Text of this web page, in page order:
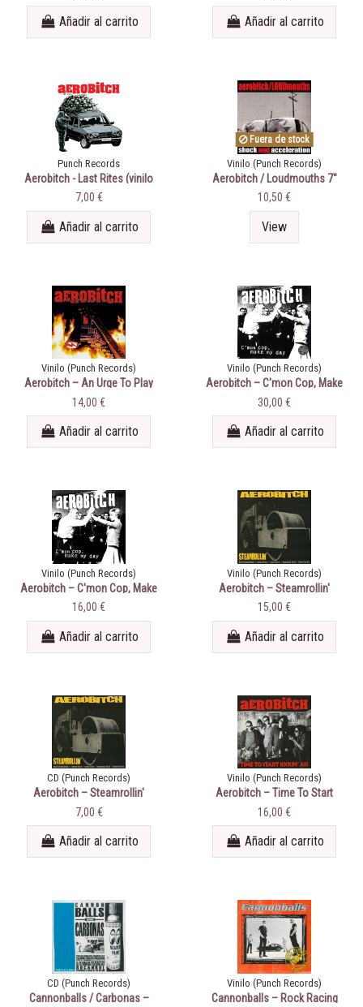
Añadir al carrito Añadir al carrito
Punch Records
Aerobitch - Last Rites (vinilo
negro)
7,00 €
Añadir al carrito
Fuera de stock
Vinilo (Punch Records)
Aerobitch / Loudmouths 7"
10,50 €
View
Vinilo (Punch Records)
Aerobitch ‎– An Urge To Play
Loud
14,00 €
Añadir al carrito
Vinilo (Punch Records)
Aerobitch ‎– C'mon Cop, Make
My Day
30,00 €
Añadir al carrito
Vinilo (Punch Records)
Aerobitch ‎– C'mon Cop, Make
My Day (reed 2021)
16,00 €
Añadir al carrito
Vinilo (Punch Records)
Aerobitch ‎– Steamrollin'
15,00 €
Añadir al carrito
CD (Punch Records)
Aerobitch ‎– Steamrollin'
7,00 €
Añadir al carrito
Vinilo (Punch Records)
Aerobitch ‎– Time To Start
Kickin' Ass
16,00 €
Añadir al carrito
CD (Punch Records)
Cannonballs / Carbonas ‎–
Vinilo (Punch Records)
Cannonballs ‎– Rock Racing